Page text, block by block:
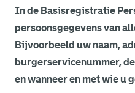
In de Basisregistratie
persoonsgegevens van
Bijvoorbeeld uw naam,
burgerservicenummer,
en wanneer en met wie u